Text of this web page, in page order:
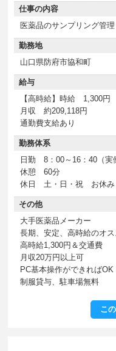
仕事の内容
医薬品のサンプリング管
勤務地
山口県防府市協和町
給与
【高時給】時給 1,300円
月収 約209,118円
通勤費支給あり
勤務体系
日勤 8：00～16：40（
休憩 60分
休日 土・日・祝 お休み
その他
大手医薬品メーカー
長期、安定、高時給のオス
高時給1,300円＆交通費
月収20万円以上可
PC基本操作ができればOK
制服貸与、駐車場無料
こ